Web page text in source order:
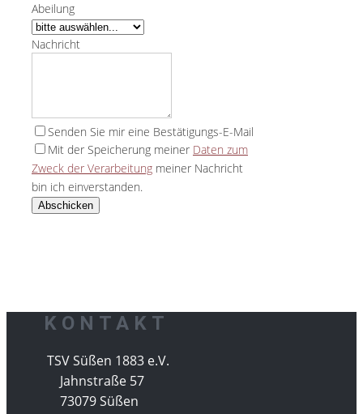
Abeilung
Nachricht
Senden Sie mir eine Bestätigungs-E-Mail
Mit der Speicherung meiner Daten zum
Zweck der Verarbeitung meiner Nachricht
bin ich einverstanden.
Abschicken
KONTAKT
​TSV Süßen 1883 e.V.
Jahnstraße 57
73079 Süßen